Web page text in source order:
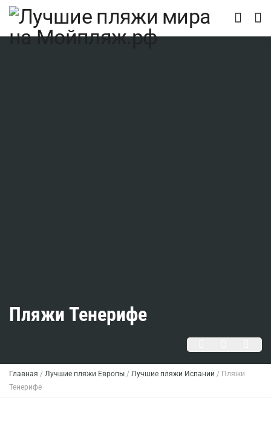
Пляжи Тенерифе
Главная / Лучшие пляжи Европы / Лучшие пляжи Испании / Пляжи
Тенерифе